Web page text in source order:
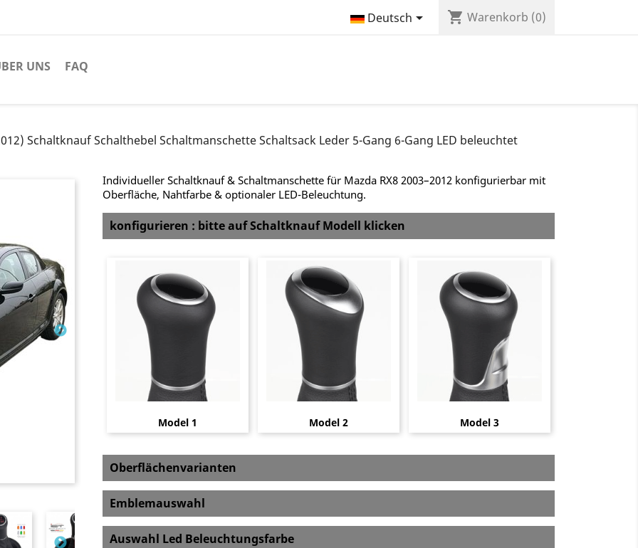
Deutsch shopping_cart Warenkorb (0)
UNS FAQ
Schaltknauf Schalthebel Schaltmanschette Schaltsack Leder 5-Gang 6-Gang LED beleuchtet
Individueller Schaltknauf & Schaltmanschette für Mazda RX8 2003–2012 konfigurierbar mit
Oberfläche, Nahtfarbe & optionaler LED-Beleuchtung.
konfigurieren : bitte auf Schaltknauf Modell klicken
Model 1 Model 2 Model 3
Oberflächenvarianten
Emblemauswahl
Auswahl Led Beleuchtungsfarbe